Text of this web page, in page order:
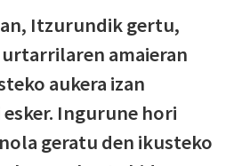
Itzurundik gertu,
amaieran
aukera izan
Ingurune hori
geratu den ikusteko